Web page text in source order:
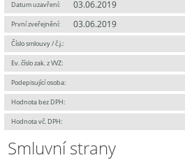
Datum uzavření: 03.06.2019
První zveřejnění: 03.06.2019
Číslo smlouvy / č.j.:
Ev. číslo zak. z VVZ:
Podepisující osoba:
Hodnota bez DPH:
Hodnota vč. DPH:
Smluvní strany